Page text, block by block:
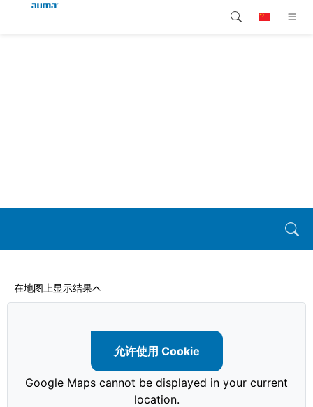
公司简介
在地图上显示结果
允许使用 Cookie
Google Maps cannot be displayed in your current
location.